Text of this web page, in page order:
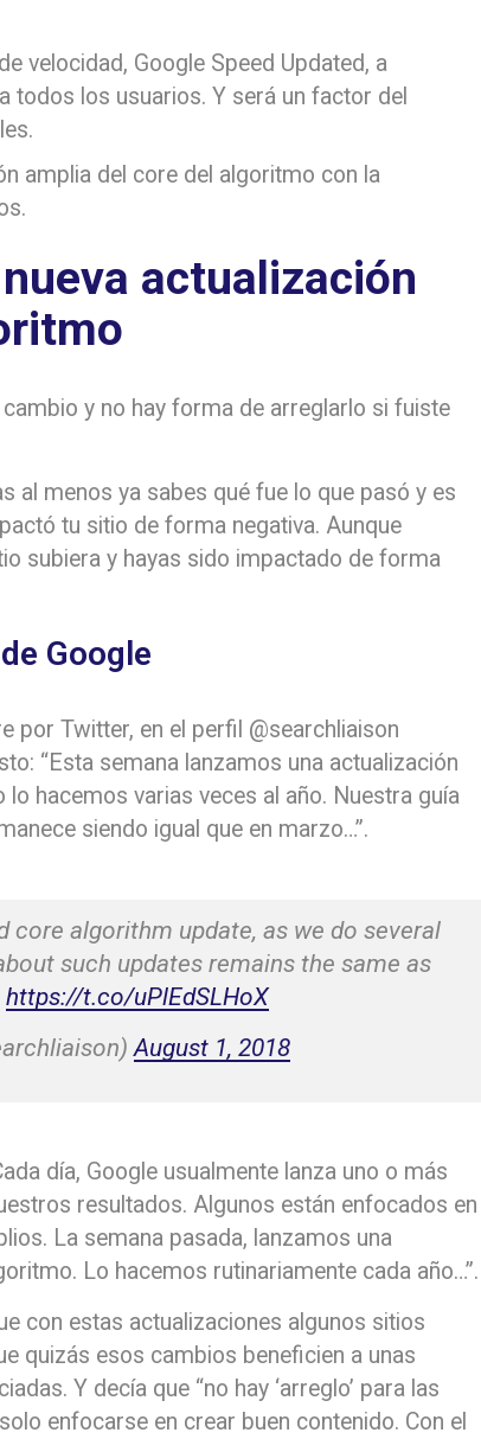
velocidad, Google Speed Updated, a
todos los usuarios. Y será un factor del
amplia del core del algoritmo con la
actualización
y no hay forma de arreglarlo si fuiste
al menos ya sabes qué fue lo que pasó y es
tu sitio de forma negativa. Aunque
subiera y hayas sido impactado de forma
Google
por Twitter, en el perfil @searchliaison
“Esta semana lanzamos una actualización
hacemos varias veces al año. Nuestra guía
siendo igual que en marzo…”.
core algorithm update, as we do several
such updates remains the same as
https://t.co/uPlEdSLHoX
August 1, 2018
día, Google usualmente lanza uno o más
resultados. Algunos están enfocados en
La semana pasada, lanzamos una
Lo hacemos rutinariamente cada año…”.
con estas actualizaciones algunos sitios
quizás esos cambios beneficien a unas
Y decía que “no hay ‘arreglo’ para las
enfocarse en crear buen contenido. Con el